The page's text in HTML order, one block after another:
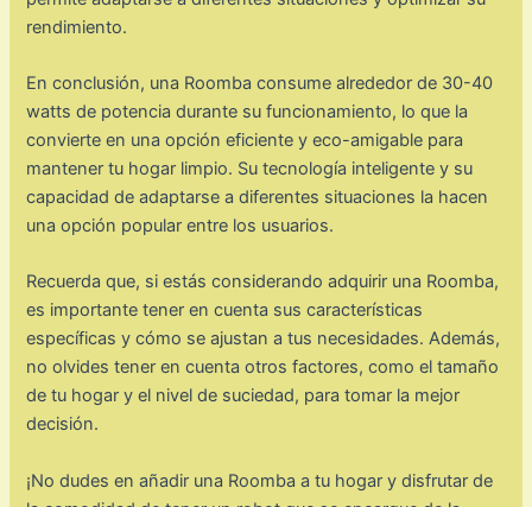
rendimiento.
En conclusión, una Roomba consume alrededor de 30-40
watts de potencia durante su funcionamiento, lo que la
convierte en una opción eficiente y eco-amigable para
mantener tu hogar limpio. Su tecnología inteligente y su
capacidad de adaptarse a diferentes situaciones la hacen
una opción popular entre los usuarios.
Recuerda que, si estás considerando adquirir una Roomba,
es importante tener en cuenta sus características
específicas y cómo se ajustan a tus necesidades. Además,
no olvides tener en cuenta otros factores, como el tamaño
de tu hogar y el nivel de suciedad, para tomar la mejor
decisión.
¡No dudes en añadir una Roomba a tu hogar y disfrutar de